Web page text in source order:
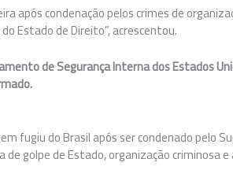
após condenação pelos crimes de
Estado de Direito”, acrescentou.
de Segurança Interna dos Estados
fugiu do Brasil após ser condenado pelo
golpe de Estado, organização criminosa